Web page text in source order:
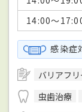
14:00～
感染症
バリアフ
虫歯治療